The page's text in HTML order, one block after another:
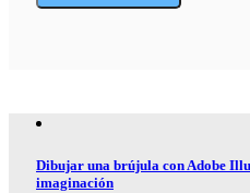
Dibujar una brújula con Adobe
imaginación